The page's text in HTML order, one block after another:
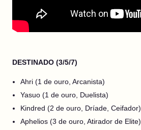
DESTINADO (3/5/7)
Ahri (1 de ouro, Arcanista)
Yasuo (1 de ouro, Duelista)
Kindred (2 de ouro, Dríade, Ceifador)
Aphelios (3 de ouro, Atirador de Elite)